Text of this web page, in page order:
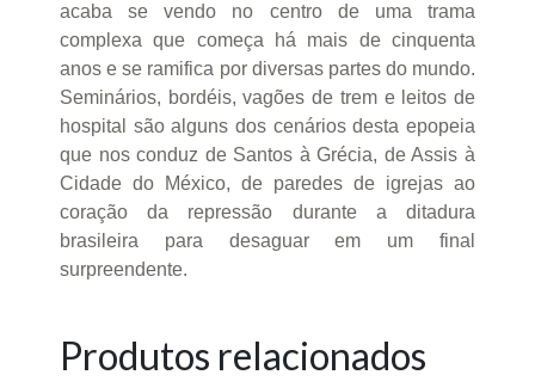
acaba se vendo no centro de uma trama
complexa que começa há mais de cinquenta
anos e se ramifica por diversas partes do mundo.
Seminários, bordéis, vagões de trem e leitos de
hospital são alguns dos cenários desta epopeia
que nos conduz de Santos à Grécia, de Assis à
Cidade do México, de paredes de igrejas ao
coração da repressão durante a ditadura
brasileira para desaguar em um final
surpreendente.
Produtos relacionados